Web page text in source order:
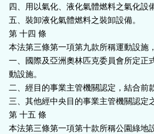
四、用以氣化、液化氣體燃料之氣化設
五、裝卸液化氣體燃料之裝卸設備。
第 十四 條
本法第三條第一項第九款所稱運動設施
一、國際及亞洲奧林匹克委員會所定正
動設施。
二、經目的事業主管機關認定，結合前
三、其他經中央目的事業主管機關認定
第 十五 條
本法第三條第一項第十款所稱公園綠地